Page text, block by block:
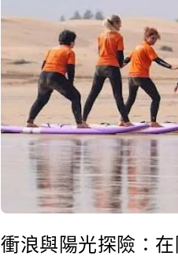
衝浪與陽光探險：